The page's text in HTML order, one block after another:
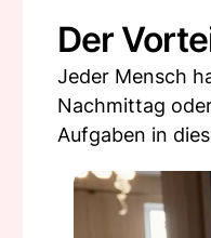
Der
Jeder Mensch
Nachmittag
Aufgaben in